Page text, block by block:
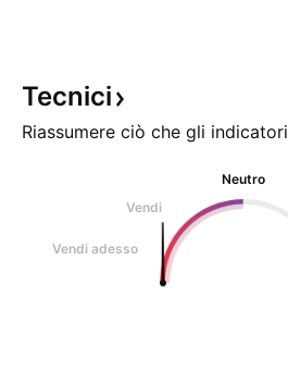
Tecnici
Riassumere ciò che gli indicatori
Neutro
Vendi
Vendi adesso